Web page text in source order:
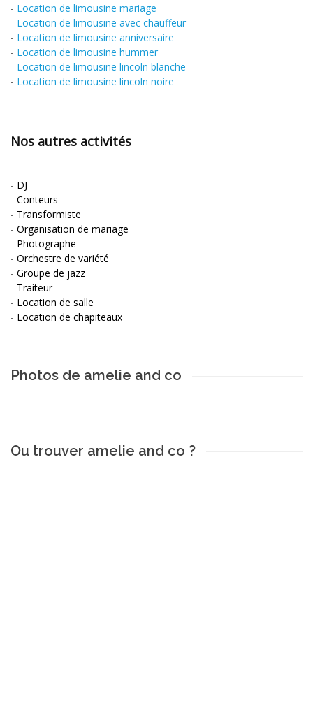
- Location de limousine mariage
- Location de limousine avec chauffeur
- Location de limousine anniversaire
- Location de limousine hummer
- Location de limousine lincoln blanche
- Location de limousine lincoln noire
Nos autres activités
- DJ
- Conteurs
- Transformiste
- Organisation de mariage
- Photographe
- Orchestre de variété
- Groupe de jazz
- Traiteur
- Location de salle
- Location de chapiteaux
Photos de amelie and co
Ou trouver amelie and co ?